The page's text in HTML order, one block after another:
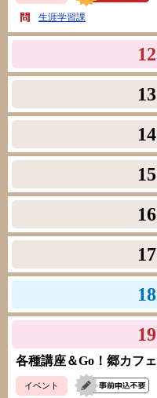
生涯学習課
12
13
14
15
16
17
18
19
各種講座＆Go！郷カフェ
イベント